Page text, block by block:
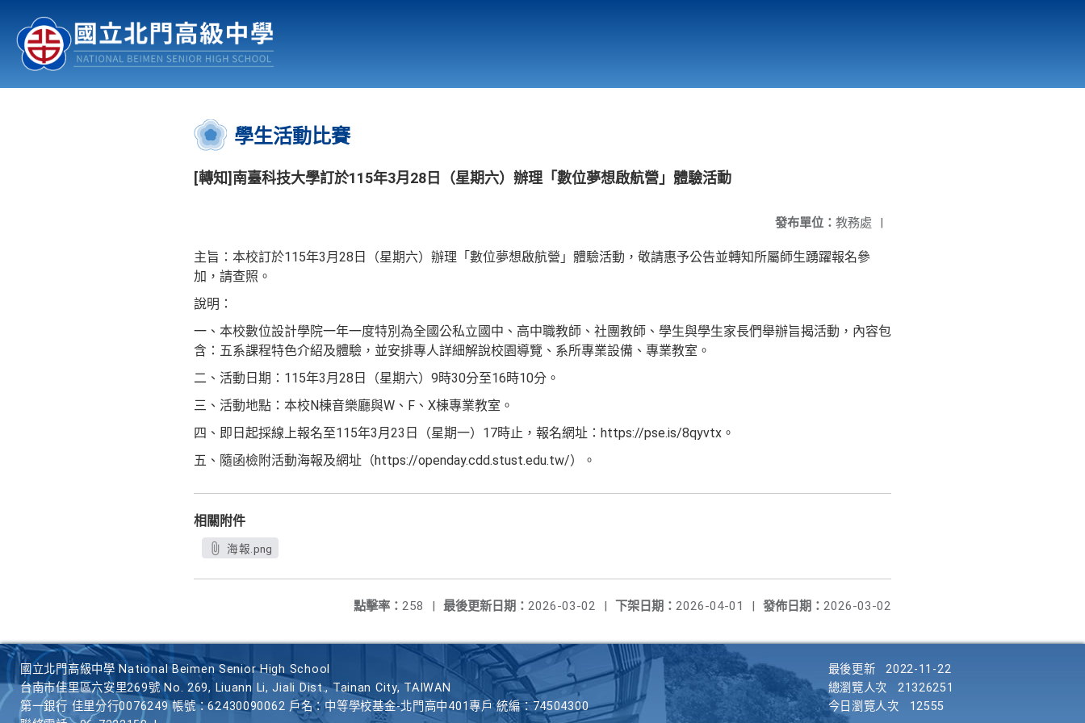
認識北中 行事曆
:::
學生活動比賽
[轉知]南臺科技大學訂於115年3月28日（星期六）辦理「數位夢想啟航營」體驗活動
發布單位： 教務處 |
主旨：本校訂於115年3月28日（星期六）辦理「數位夢想啟航營」體驗活動，敬請惠予公告並轉知所屬師生踴躍報名參
加，請查照。
說明：
一、本校數位設計學院一年一度特別為全國公私立國中、高中職教師、社團教師、學生與學生家長們舉辦旨揭活動，內容包
含：五系課程特色介紹及體驗，並安排專人詳細解說校園導覽、系所專業設備、專業教室。
二、活動日期：115年3月28日（星期六）9時30分至16時10分。
三、活動地點：本校N棟音樂廳與W、F、X棟專業教室。
四、即日起採線上報名至115年3月23日（星期一）17時止，報名網址：https://pse.is/8qyvtx。
五、隨函檢附活動海報及網址（https://openday.cdd.stust.edu.tw/）。
相關附件
海報.png
發佈日期： 2026-03-02
下架日期： 2026-04-01 |
最後更新日期： 2026-03-02 |
點擊率： 258 |
國立北門高級中學 National Beimen Senior High School
台南市佳里區六安里269號 No. 269, Liuann Li, Jiali Dist., Tainan City, TAIWAN
第一銀行 佳里分行0076249 帳號：62430090062 戶名：中等學校基金-北門高中401專戶 統編：74504300
最後更新
2022-11-22
總瀏覽人次
21326251
今日瀏覽人次
12555